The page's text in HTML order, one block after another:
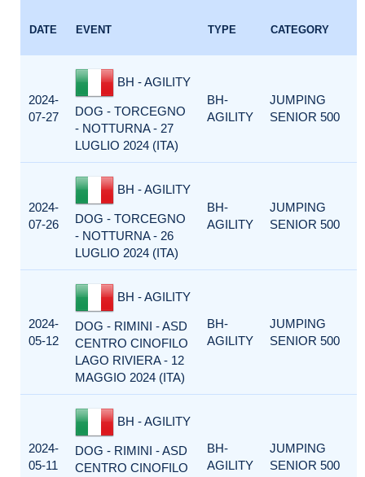
DATE EVENT TYPE CATEGORY
2024-
07-27
BH - AGILITY
DOG - TORCEGNO
- NOTTURNA - 27
LUGLIO 2024 (ITA)
BH-
AGILITY
JUMPING
SENIOR 500
2024-
07-26
BH - AGILITY
DOG - TORCEGNO
- NOTTURNA - 26
LUGLIO 2024 (ITA)
BH-
AGILITY
JUMPING
SENIOR 500
2024-
05-12
BH - AGILITY
DOG - RIMINI - ASD
CENTRO CINOFILO
LAGO RIVIERA - 12
MAGGIO 2024 (ITA)
BH-
AGILITY
JUMPING
SENIOR 500
2024-
05-11
BH - AGILITY
DOG - RIMINI - ASD
CENTRO CINOFILO
BH-
AGILITY
JUMPING
SENIOR 500